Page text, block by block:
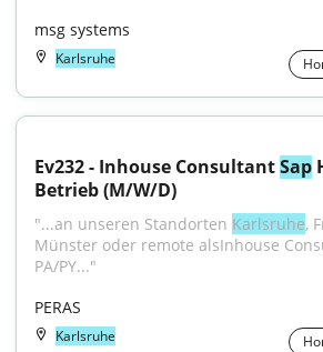
msg systems
Karlsruhe
Ev232 - Inhouse Consultant Sap
Betrieb (M/W/D)
"...an unseren Standorten Karlsruhe,
Münster oder remote alsInhouse
PA/PY..."
PERAS
Karlsruhe